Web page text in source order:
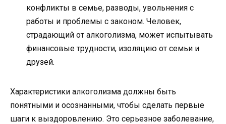
конфликты в семье, разводы, увольнения с
работы и проблемы с законом. Человек,
страдающий от алкоголизма, может испытывать
финансовые трудности, изоляцию от семьи и
друзей.
Характеристики алкоголизма должны быть
понятными и осознанными, чтобы сделать первые
шаги к выздоровлению. Это серьезное заболевание,